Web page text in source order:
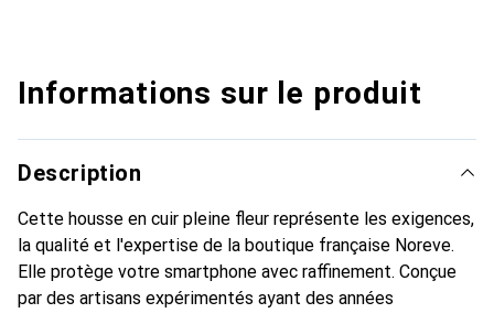
Informations sur le produit
Description
Cette housse en cuir pleine fleur représente les exigences,
la qualité et l'expertise de la boutique française Noreve.
Elle protège votre smartphone avec raffinement. Conçue
par des artisans expérimentés ayant des années